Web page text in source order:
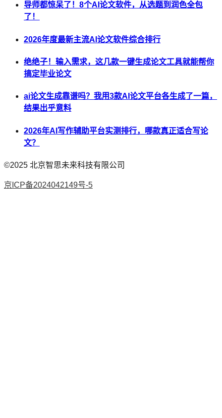
导师都惊呆了！8个AI论文软件，从选题到润色全包
了！
2026年度最新主流AI论文软件综合排行
绝绝子！输入需求，这几款一键生成论文工具就能帮你
搞定毕业论文
ai论文生成靠谱吗？我用3款AI论文平台各生成了一篇，
结果出乎意料
2026年AI写作辅助平台实测排行，哪款真正适合写论
文？
©2025 北京智思未来科技有限公司
京ICP备2024042149号-5